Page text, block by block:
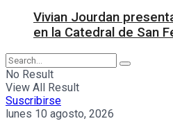
Vivian Jourdan
en la Catedral de San
No Result
View All Result
Suscribirse
lunes 10 agosto, 2026